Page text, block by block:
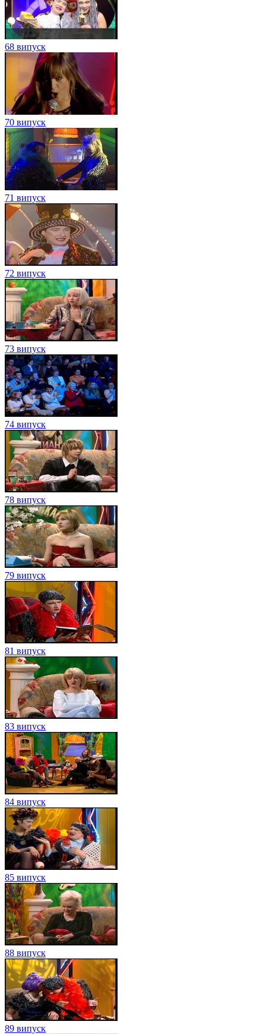
68 випуск
70 випуск
71 випуск
72 випуск
73 випуск
74 випуск
78 випуск
79 випуск
81 випуск
83 випуск
84 випуск
85 випуск
88 випуск
89 випуск